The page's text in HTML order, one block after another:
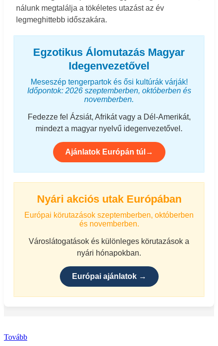
nálunk megtalálja a tökéletes utazást az év
legmeghittebb időszakára.
Egzotikus Álomutazás Magyar
Idegenvezetővel
Meseszép tengerpartok és ősi kultúrák várják!
Időpontok: 2026 szeptemberben, októberben és
novemberben.
Fedezze fel Ázsiát, Afrikát vagy a Dél-Amerikát,
mindezt a magyar nyelvű idegenvezetővel.
Ajánlatok Európán túl→
Nyári akciós utak Európában
Európai körutazások szeptemberben, októberben
és novemberben.
Városlátogatások és különleges körutazások a
nyári hónapokban.
Európai ajánlatok →
Tovább